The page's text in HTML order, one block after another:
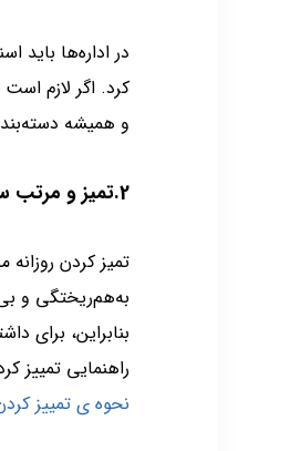
در اداره‌ها باید
کرد. اگر لازم است
و همیشه
2.تمیز و مرتب سازی روزانه میز اداری
تمیز کردن
به‌هم‌ریختگی و
بنابراین، برای
راهنمایی تمییز
نحوه ی تمییز